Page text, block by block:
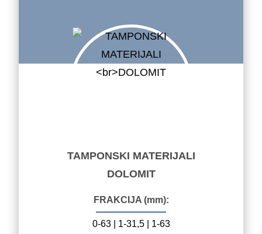
TAMPONSKI MATERIJALI
DOLOMIT
FRAKCIJA (mm):
0-63 | 1-31,5 | 1-63